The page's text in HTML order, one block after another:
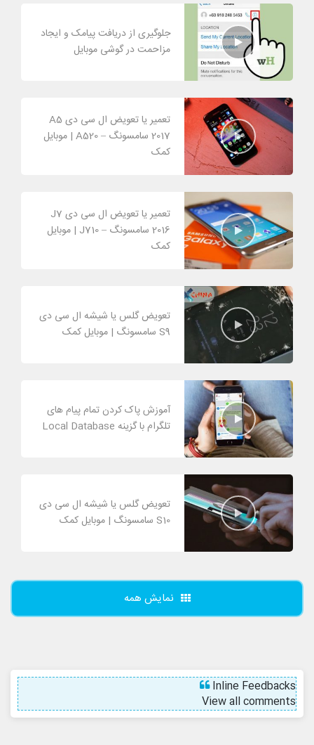
جلوگیری از دریافت پیامک و ایجاد
مزاحمت در گوشی موبایل
تعمیر یا تعویض ال سی دی A5
2017 سامسونگ – A520 | موبایل
کمک
تعمیر یا تعویض ال سی دی J7
2016 سامسونگ – J710 | موبایل
کمک
تعویض گلس یا شیشه ال سی دی
S9 سامسونگ | موبایل کمک
آموزش پاک کردن تمام پیام های
تلگرام با گزینه Local Database
تعویض گلس یا شیشه ال سی دی
S10 سامسونگ | موبایل کمک
نمایش همه
Inline Feedbacks
View all comments